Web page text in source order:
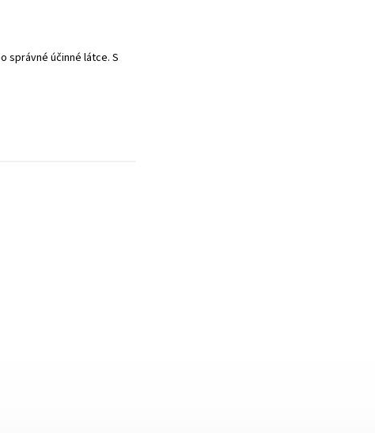
správné účinné látce. S